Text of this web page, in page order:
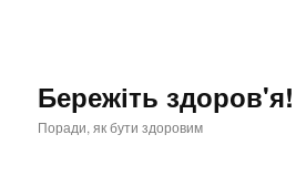
Бережіть здоров'я!
Поради, як бути здоровим